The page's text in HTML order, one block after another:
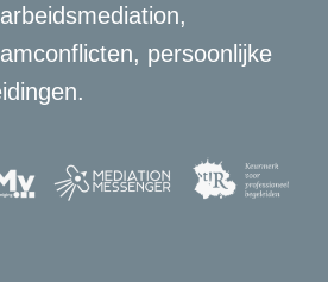
persoonlijke